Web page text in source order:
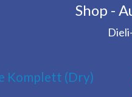
Shop -
Komplett (Dry)